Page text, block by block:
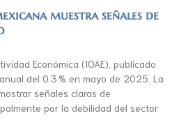
muestra señales de
Económica (IOAE), publicado
del 0.3 % en mayo de 2025. La
señales claras de
por la debilidad del sector